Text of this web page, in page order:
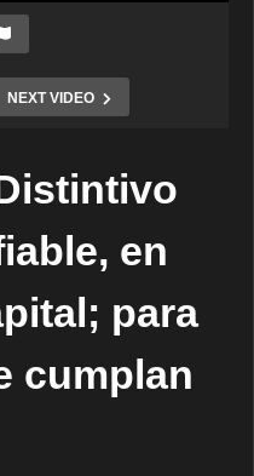
NEXT VIDEO
en
para
cumplan